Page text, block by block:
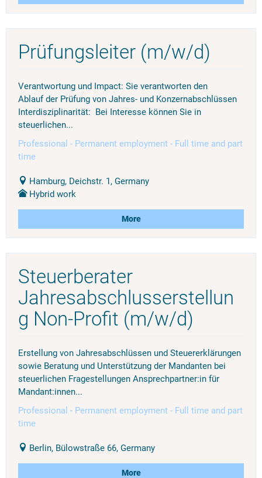
Prüfungsleiter (m/w/d)
Verantwortung und Impact: Sie verantworten den
Ablauf der Prüfung von Jahres- und Konzernabschlüssen
Interdisziplinarität: Bei Interesse können Sie in
steuerlichen...
Professional - Permanent employment - Full time and part
time
Hamburg, Deichstr. 1, Germany
Hybrid work
More
Steuerberater
Jahresabschlusserstellun
g Non-Profit (m/w/d)
Erstellung von Jahresabschlüssen und Steuererklärungen
sowie Beratung und Unterstützung der Mandanten bei
steuerlichen Fragestellungen Ansprechpartner:in für
Mandant:innen...
Professional - Permanent employment - Full time and part
time
Berlin, Bülowstraße 66, Germany
More